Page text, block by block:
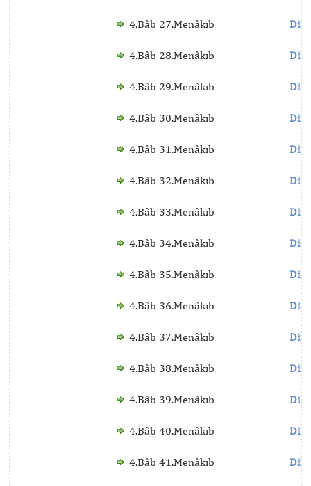
4.Bâb 27.Menâkıb
4.Bâb 28.Menâkıb
4.Bâb 29.Menâkıb
4.Bâb 30.Menâkıb
4.Bâb 31.Menâkıb
4.Bâb 32.Menâkıb
4.Bâb 33.Menâkıb
4.Bâb 34.Menâkıb
4.Bâb 35.Menâkıb
4.Bâb 36.Menâkıb
4.Bâb 37.Menâkıb
4.Bâb 38.Menâkıb
4.Bâb 39.Menâkıb
4.Bâb 40.Menâkıb
4.Bâb 41.Menâkıb